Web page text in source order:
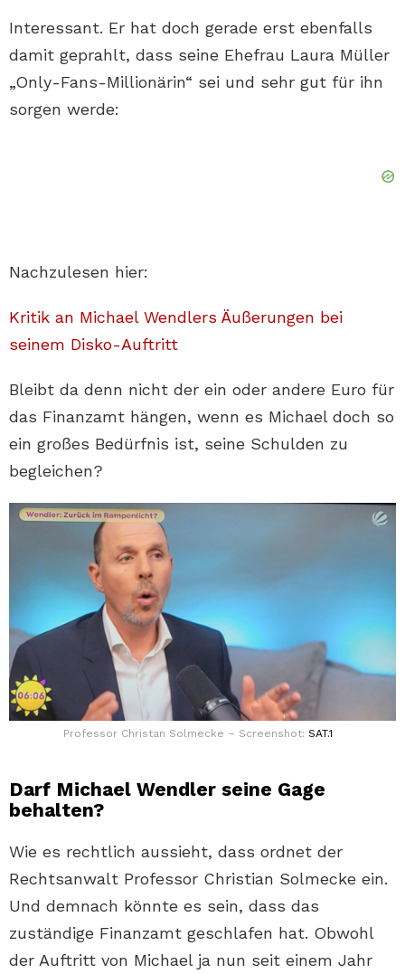
Interessant. Er hat doch gerade erst ebenfalls
damit geprahlt, dass seine Ehefrau Laura Müller
„Only-Fans-Millionärin“ sei und sehr gut für ihn
sorgen werde:
Nachzulesen hier:
Kritik an Michael Wendlers Äußerungen bei
seinem Disko-Auftritt
Bleibt da denn nicht der ein oder andere Euro für
das Finanzamt hängen, wenn es Michael doch so
ein großes Bedürfnis ist, seine Schulden zu
begleichen?
Professor Christan Solmecke – Screenshot: SAT.1
Darf Michael Wendler seine Gage
behalten?
Wie es rechtlich aussieht, dass ordnet der
Rechtsanwalt Professor Christian Solmecke ein.
Und demnach könnte es sein, dass das
zuständige Finanzamt geschlafen hat. Obwohl
der Auftritt von Michael ja nun seit einem Jahr